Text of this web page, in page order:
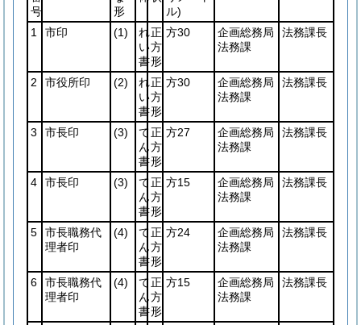
号
形
ル)
1 市印 (1)
れ
い
書
正
方
形
方30
企画総務局
法務課
法務課長
2 市役所印 (2)
れ
い
書
正
方
形
方30
企画総務局
法務課
法務課長
3 市長印 (3)
て
ん
書
正
方
形
方27
企画総務局
法務課
法務課長
4 市長印 (3)
て
ん
書
正
方
形
方15
企画総務局
法務課
法務課長
5
市長職務代
理者印
(4)
て
ん
書
正
方
形
方24
企画総務局
法務課
法務課長
6
市長職務代
理者印
(4)
て
ん
書
正
方
形
方15
企画総務局
法務課
法務課長